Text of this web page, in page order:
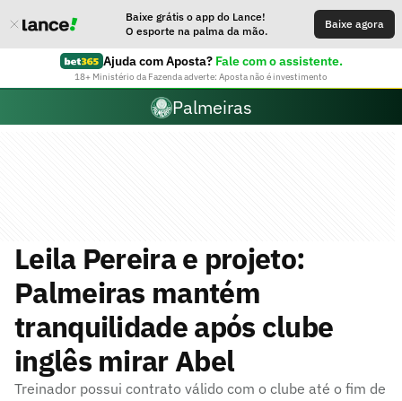
Baixe grátis o app do Lance!
O esporte na palma da mão.
Baixe agora
Ajuda com Aposta? Fale com o assistente.
18+ Ministério da Fazenda adverte: Aposta não é investimento
Palmeiras
Leila Pereira e projeto:
Palmeiras mantém
tranquilidade após clube
inglês mirar Abel
Treinador possui contrato válido com o clube até o fim de